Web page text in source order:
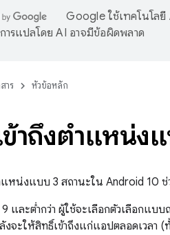
Google ใช้เทคโนโล
ารแปลโดย AI อาจมีข้อผิดพลาด
าร หัวข้อหลัก
าถึงตำแหน่ง
แหน่งแบบ 3 สถานะใน Android 10
และต่ำกว่า ผู้ใช้จะเลือกตัวเลือกแบ
งจะให้สิทธิ์เข้าถึงแก่แอปตลอดเวลา